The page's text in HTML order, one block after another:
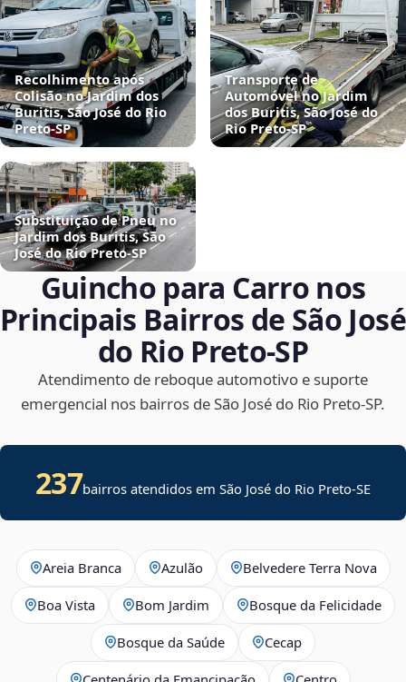
Recolhimento após
Colisão no Jardim dos
Buritis, São José do Rio
Preto‑SP
Transporte de
Automóvel no Jardim
dos Buritis, São José do
Rio Preto‑SP
Substituição de Pneu no
Jardim dos Buritis, São
José do Rio Preto‑SP
Guincho para Carro nos
Principais Bairros de São José
do Rio Preto‑SP
Atendimento de reboque automotivo e suporte
emergencial nos bairros de São José do Rio Preto‑SP.
237bairros atendidos emSão José do Rio Preto-SE
Areia Branca Azulão Belvedere Terra Nova
Boa Vista Bom Jardim Bosque da Felicidade
Bosque da Saúde Cecap